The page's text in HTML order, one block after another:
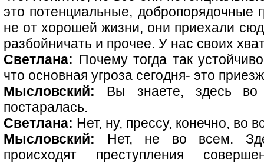
это потенциальные, добропорядочные
не от хорошей жизни, они приехали
разбойничать и прочее. У нас своих
Светлана: Почему тогда так
что основная угроза сегодня- это
Мысловский: Вы знаете, здесь во
постаралась.
Светлана: Нет, ну, прессу, конечно, во
Мысловский: Нет, не во всем.
происходят преступления